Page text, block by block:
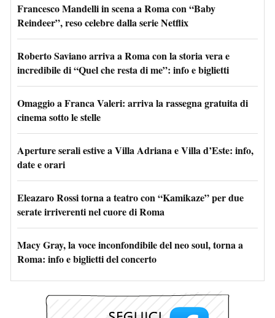
Francesco Mandelli in scena a Roma con “Baby
Reindeer”, reso celebre dalla serie Netflix
Roberto Saviano arriva a Roma con la storia vera e
incredibile di “Quel che resta di me”: info e biglietti
Omaggio a Franca Valeri: arriva la rassegna gratuita di
cinema sotto le stelle
Aperture serali estive a Villa Adriana e Villa d’Este: info,
date e orari
Eleazaro Rossi torna a teatro con “Kamikaze” per due
serate irriverenti nel cuore di Roma
Macy Gray, la voce inconfondibile del neo soul, torna a
Roma: info e biglietti del concerto